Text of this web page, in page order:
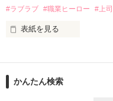
鳴海哲平 (なるみてっぺい)
2026.6.5～2026.7.25
#ラブラブ #職業ヒーロー #上司
表紙を見る
ションの企画戦略室で働
めた、同期で恋人の石垣
かんたん検索